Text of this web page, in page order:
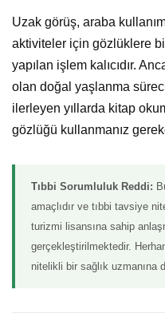
Uzak görüş, araba
aktiviteler için gözlüklere
yapılan işlem kalıcıdır.
olan doğal yaşlanma
ilerleyen yıllarda kitap
gözlüğü kullanmanız
Tıbbi Sorumluluk Reddi:
amaçlıdır ve tıbbi tavsiye
turizmi lisansına sahip
gerçekleştirilmektedir.
nitelikli bir sağlık uzmanına